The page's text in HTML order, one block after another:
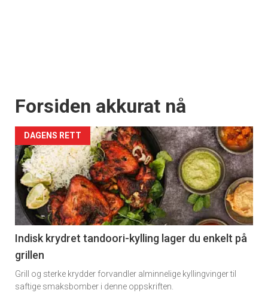
Forsiden akkurat nå
DAGENS RETT
Indisk krydret tandoori-kylling lager du enkelt på
grillen
Grill og sterke krydder forvandler alminnelige kyllingvinger til
saftige smaksbomber i denne oppskriften.